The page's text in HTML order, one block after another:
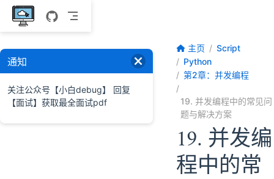
跳至主要內容
主页
Script
Python
第2章：并发编程
19. 并发编程中的常见问
题与解决方案
19. 并发编
程中的常
通知
关注公众号【小白debug】 回复
【面试】获取最全面试pdf